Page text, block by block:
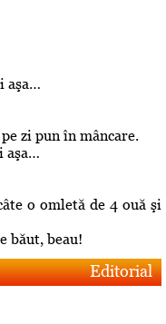
aşa…
zi pun în mâncare.
aşa…
o omletă de 4 ouă şi
băut, beau!
Editorial